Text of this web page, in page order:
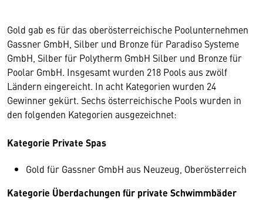
Gold gab es für das oberösterreichische Poolunternehmen
Gassner GmbH, Silber und Bronze für Paradiso Systeme
GmbH, Silber für Polytherm GmbH Silber und Bronze für
Poolar GmbH. Insgesamt wurden 218 Pools aus zwölf
Ländern eingereicht. In acht Kategorien wurden 24
Gewinner gekürt. Sechs österreichische Pools wurden in
den folgenden Kategorien ausgezeichnet:
Kategorie Private Spas
Gold für Gassner GmbH aus Neuzeug, Oberösterreich
Kategorie Überdachungen für private Schwimmbäder